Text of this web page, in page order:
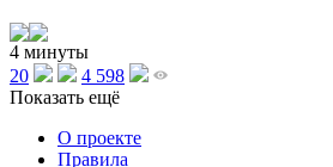
4 минуты
20
4 598
Показать ещё
О проекте
Правила